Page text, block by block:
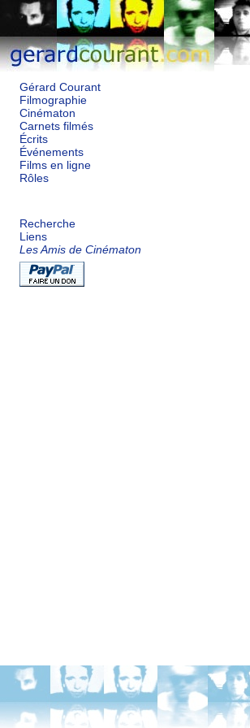
Gérard Courant
Filmographie
Cinématon
Carnets filmés
Écrits
Événements
Films en ligne
Rôles
Recherche
Liens
Les Amis de Cinématon